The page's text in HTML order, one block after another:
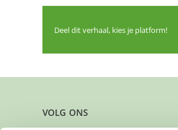
Deel dit verhaal, kies je platform!
VOLG ONS